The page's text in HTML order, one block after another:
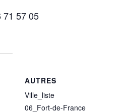
71 57 05
AUTRES
Ville_liste
06_Fort-de-France